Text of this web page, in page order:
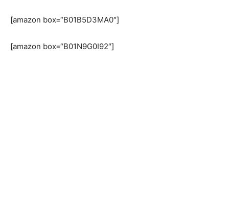
[amazon box=“B01B5D3MA0″]
[amazon box=“B01N9G0I92″]